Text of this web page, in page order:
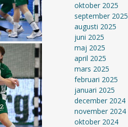
oktober 2025
september 2025
augusti 2025
juni 2025
maj 2025
april 2025
mars 2025
februari 2025
januari 2025
december 2024
november 2024
oktober 2024